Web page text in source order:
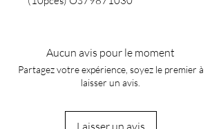
Aucun avis pour le moment
Partagez votre expérience, soyez le premier à
laisser un avis.
Laisser un avis